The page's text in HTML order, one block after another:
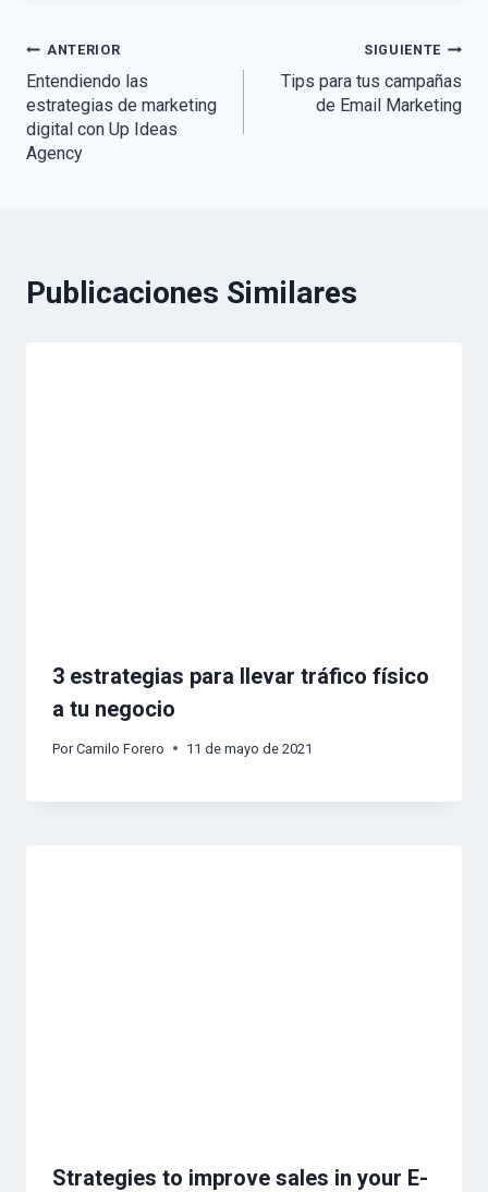
Navegación
de
entradas
ANTERIOR
Entendiendo las
estrategias de marketing
digital con Up Ideas
Agency
SIGUIENTE
Tips para tus campañas
de Email Marketing
Publicaciones Similares
3 estrategias para llevar tráfico físico
a tu negocio
Por Camilo Forero 11 de mayo de 2021
Strategies to improve sales in your E-